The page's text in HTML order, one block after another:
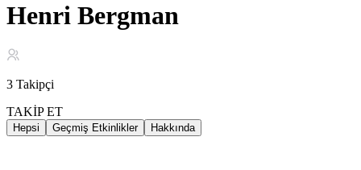
Henri Bergman
3 Takipçi
TAKİP ET
Hepsi Geçmiş Etkinlikler Hakkında